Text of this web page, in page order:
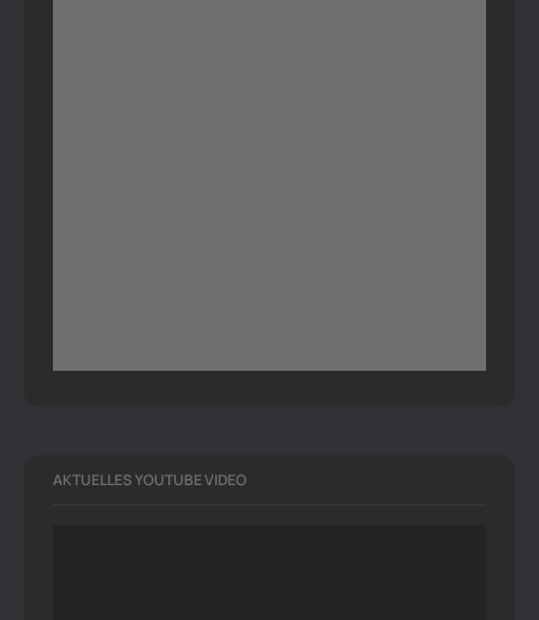
AKTUELLES YOUTUBE VIDEO